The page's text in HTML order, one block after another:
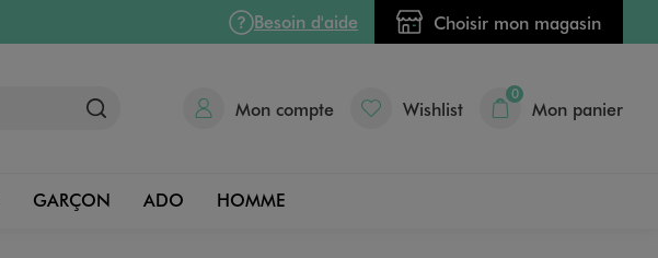
Besoin d'aide Choisir mon magasin
Mon compte Wishlist
0
Mon panier
GARÇON ADO HOMME